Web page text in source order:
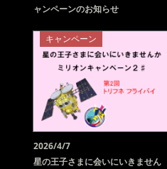
ャンペーンのお知らせ
キャンペーン
2026/4/7
星の王子さまに会いにいきません